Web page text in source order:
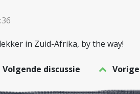
in Zuid-Afrika, by the way!
Volgende discussie